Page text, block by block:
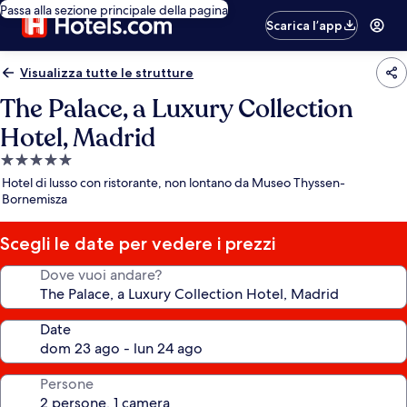
Passa alla sezione principale della pagina
Scarica l’app
Visualizza tutte le strutture
The Palace, a Luxury Collection
Hotel, Madrid
Struttura
a
5.0
stelle
Hotel di lusso con ristorante, non lontano da Museo Thyssen-
Bornemisza
Scegli le date per vedere i prezzi
Dove vuoi andare?
Date
Persone